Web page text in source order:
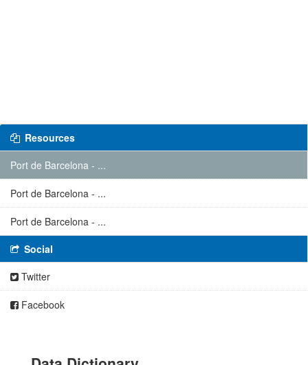
Resources
Port de Barcelona - ...
Port de Barcelona - ...
Port de Barcelona - ...
Social
Twitter
Facebook